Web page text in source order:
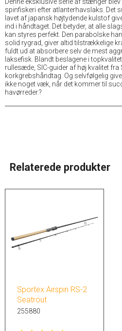
spinfiskeri efter atlanterhavslaks. Det
lavet af japansk højtydende kulstof
ind i håndtaget. Det betyder, at alle
kan styres perfekt. Den parabolske
solid rygrad, giver altid tilstrækkelige
fuldt ud at absorbere selv de mest
laksefisk. Blandt beslagene i
rullesæde, SIC-guider af høj kvalitet fra
korkgrebshåndtag. Og selvfølgelig
ikke noget væk, når det kommer til
havørreder.?
Relaterede produkter
Sportex Airspin RS-2
Seatrout
255880